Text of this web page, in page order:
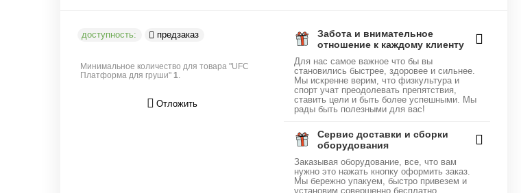
доступность: предзаказ
Минимальное количество для товара "UFC
Платформа для груши"1.
Отложить
Забота и внимательное
отношение к каждому клиенту
Для нас самое важное что бы вы
становились быстрее, здоровее и сильнее.
Мы искренне верим, что физкультура и
спорт учат преодолевать препятствия,
ставить цели и быть более успешными. Мы
рады быть полезными для вас!
Сервис доставки и сборки
оборудования
Заказывая оборудование, все, что вам
нужно это нажать кнопку оформить заказ.
Мы бережно упакуем, быстро привезем и
установим совершенно бесплатно.